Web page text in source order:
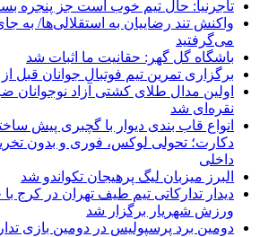
تاجرنیا: حال تیم خوب است جز پنجره
واکنش تند رضاییان به استقلالی‌ها/ به
می‌گرفتید
باشگاه گل گهر: حقانیت ما اثبات شد
برگزاری تمرین تیم فوتبال جوانان قبل
اولین مدال طلای کشتی آزاد
نقره‌ای شد
انواع قاب بندی دیوار با گچبری پیش
دکارت؛ تحولی لوکس، فوری و بدون
داخلی
البرز میزبان لیگ پرهیجان تکواندو شد
دیدار تدارکاتی تیم طیف تهران در کرج
ورزش شهریار برگزار شد
دومین برد پرسپولیس در دومین بازی